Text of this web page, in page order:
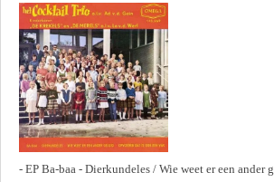
- EP Ba-baa - Dierkundeles / Wie weet er een ander